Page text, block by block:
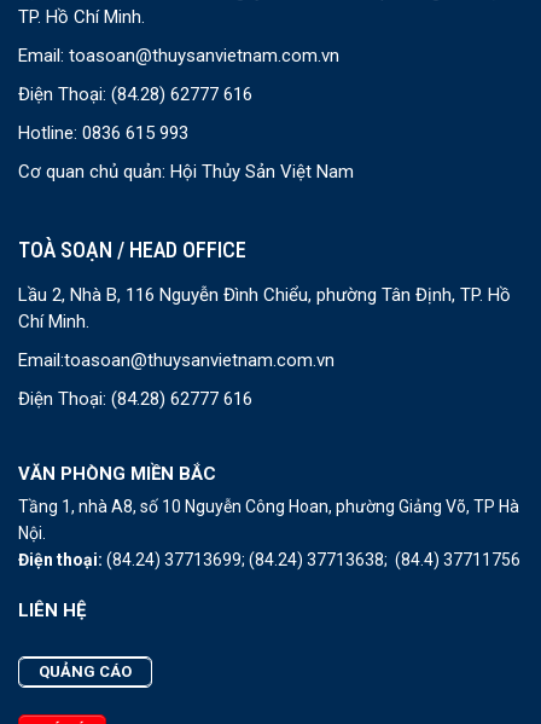
TP. Hồ Chí Minh.
Email: toasoan@thuysanvietnam.com.vn
Điện Thoại: (84.28) 62777 616
Hotline: 0836 615 993
Cơ quan chủ quản: Hội Thủy Sản Việt Nam
TOÀ SOẠN / HEAD OFFICE
Lầu 2, Nhà B, 116 Nguyễn Đình Chiểu, phường Tân Định, TP. Hồ
Chí Minh.
Email:toasoan@thuysanvietnam.com.vn
Điện Thoại: (84.28) 62777 616
VĂN PHÒNG MIỀN BẮC
Tầng 1, nhà A8, số 10 Nguyễn Công Hoan, phường Giảng Võ, TP Hà
Nội.
Điện thoại: (84.24) 37713699; (84.24) 37713638; (84.4) 37711756
LIÊN HỆ
QUẢNG CÁO